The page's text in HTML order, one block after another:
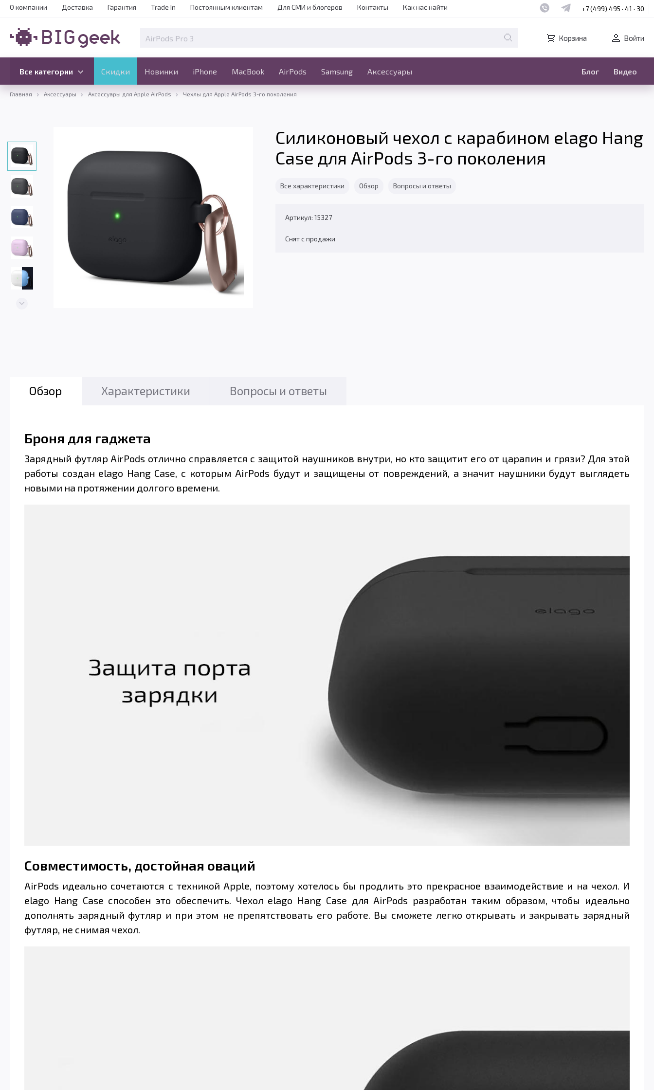
О компании Доставка Гарантия Trade In Постоянным клиентам Для СМИ и блогеров Контакты Как нас найти Наш whatsapp
Наш telegram
+7 (499) 495 · 41 · 30
Корзина Войти
Все категории Скидки Новинки iPhone MacBook AirPods Samsung Аксессуары Блог Видео
Скидки Новинки iPhone MacBook
Все категории Ещё
Главная Аксессуары Аксессуары для Apple AirPods Чехлы для Apple AirPods 3-го поколения
Силиконовый чехол с карабином elago Hang
Case для AirPods 3-го поколения
Все характеристики Обзор Вопросы и ответы
Артикул: 15327
Снят с продажи
Обзор Характеристики Вопросы и ответы
Броня для гаджета
Зарядный футляр AirPods отлично справляется с защитой наушников внутри, но кто защитит его от царапин и грязи? Для этой
работы создан elago Hang Case, с которым AirPods будут и защищены от повреждений, а значит наушники будут выглядеть
новыми на протяжении долгого времени.
Совместимость, достойная оваций
AirPods идеально сочетаются с техникой Apple, поэтому хотелось бы продлить это прекрасное взаимодействие и на чехол. И
elago Hang Case способен это обеспечить. Чехол elago Hang Case для AirPods разработан таким образом, чтобы идеально
дополнять зарядный футляр и при этом не препятствовать его работе. Вы сможете легко открывать и закрывать зарядный
футляр, не снимая чехол.